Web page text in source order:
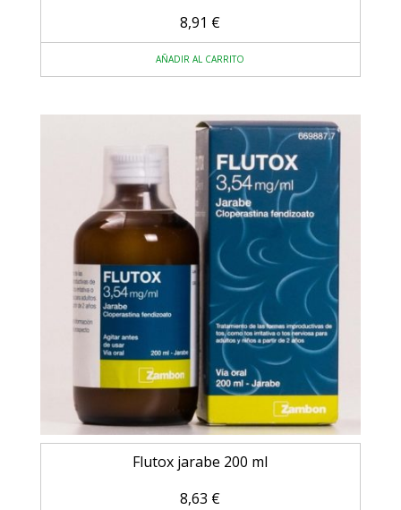
8,91 €
AÑADIR AL CARRITO
Flutox jarabe 200 ml
8,63 €